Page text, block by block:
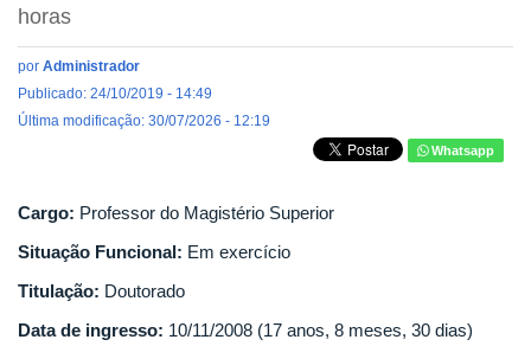
horas
por Administrador
Publicado: 24/10/2019 - 14:49
Última modificação: 30/07/2026 - 12:19
Whatsapp
Cargo: Professor do Magistério Superior
Situação Funcional: Em exercício
Titulação: Doutorado
Data de ingresso: 10/11/2008 (17 anos, 8 meses, 30 dias)